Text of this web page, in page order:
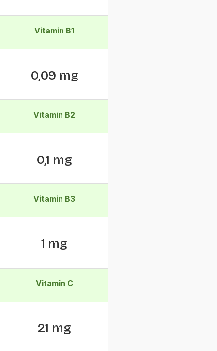
Vitamin B1
0,09 mg
Vitamin B2
0,1 mg
Vitamin B3
1 mg
Vitamin C
21 mg